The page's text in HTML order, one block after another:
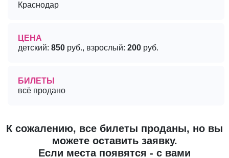
Краснодар
ЦЕНА
детский: 850 руб., взрослый: 200 руб.
БИЛЕТЫ
всё продано
К сожалению, все билеты проданы, но вы
можете оставить заявку.
Если места появятся - с вами